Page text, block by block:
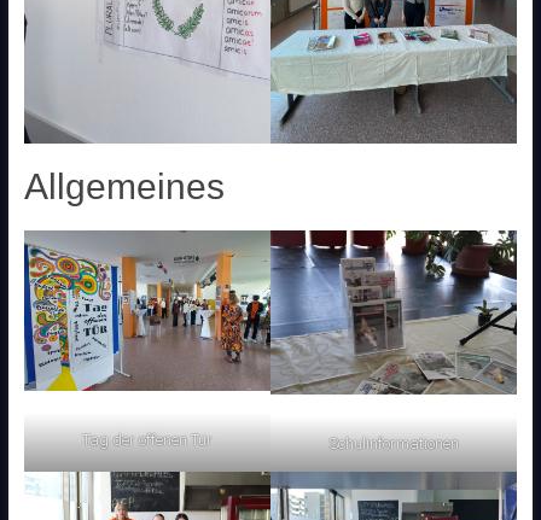
Allgemeines
Tag der offenen Tür Schulinformationen